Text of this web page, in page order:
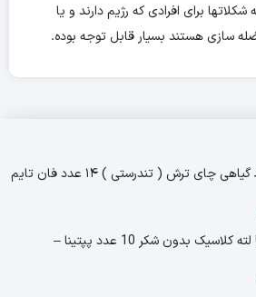
برای افرادی که رژیم دارند و یا
سازی هستند بسیار قابل توجه بوده.
دمنوش مخلوط گیاهی چای ترش ( تندرستی ) ۱۴ عدد فان تایم
پودر چای ماچا لته کلاسیک بدون شکر 10 عدد پپتینا –